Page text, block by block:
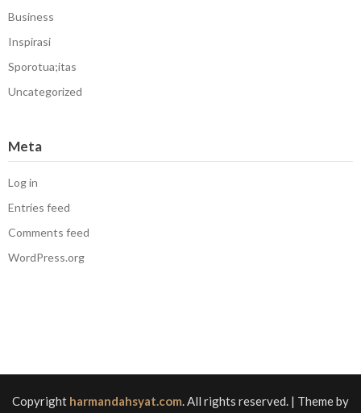
Business
Inspirasi
Sporotua;itas
Uncategorized
Meta
Log in
Entries feed
Comments feed
WordPress.org
Copyright harmandahsyat.com. All rights reserved. | Theme by